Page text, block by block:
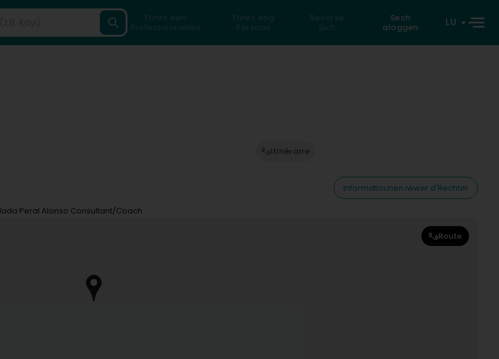
Fannt een
Professionnellen
Fannt eng
Persoun
Reverse
Sich
Sech
aloggen
LU
Itinéraire
Informatiounen iwwer d'Rechter
Peral Alonso Consultant/Coach
Route